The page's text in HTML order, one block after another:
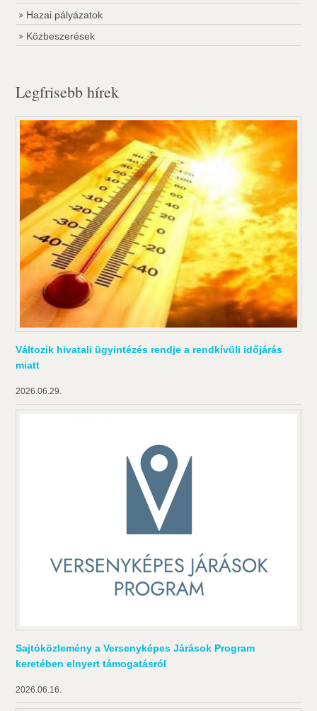
Hazai pályázatok
Közbeszerések
Legfrisebb hírek
Változik hivatali ügyintézés rendje a rendkívüli időjárás
miatt
2026.06.29.
Sajtóközlemény a Versenyképes Járások Program
keretében elnyert támogatásról
2026.06.16.